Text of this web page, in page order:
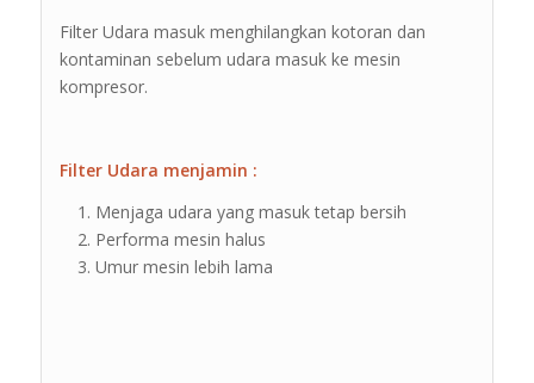
Filter Udara masuk menghilangkan kotoran dan
kontaminan sebelum udara masuk ke mesin
kompresor.
Filter Udara menjamin :
Menjaga udara yang masuk tetap bersih
Performa mesin halus
Umur mesin lebih lama